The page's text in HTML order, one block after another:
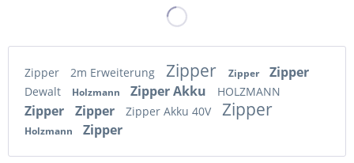
Zipper 2m Erweiterung Zipper Zipper Zipper
Dewalt Holzmann Zipper Akku HOLZMANN
Zipper Zipper Zipper Akku 40V Zipper
Holzmann Zipper